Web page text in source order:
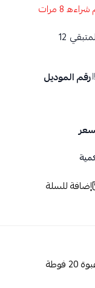
شراءه8مرات
12
رقم الموديل
إضافة للسلة